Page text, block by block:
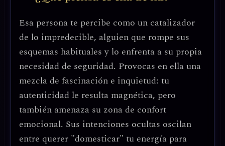
Esa persona te percibe como un catalizador
de lo impredecible, alguien que rompe sus
esquemas habituales y lo enfrenta a su propia
necesidad de seguridad. Provocas en ella una
mezcla de fascinación e inquietud: tu
autenticidad le resulta magnética, pero
también amenaza su zona de confort
emocional. Sus intenciones ocultas oscilan
entre querer "domesticar" tu energía para